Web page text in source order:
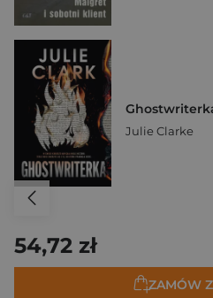
Julie Clarke
54,72 zł
ZAMÓW